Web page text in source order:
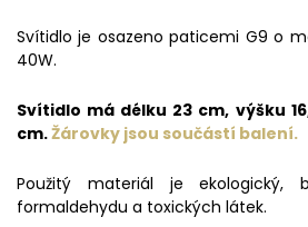
Svítidlo je osazeno paticemi G9 o
40W.
Svítidlo má délku 23 cm, výšku
cm.Žárovky jsou součástí balení.
Použitý materiál je ekologický,
formaldehydu a toxických látek.